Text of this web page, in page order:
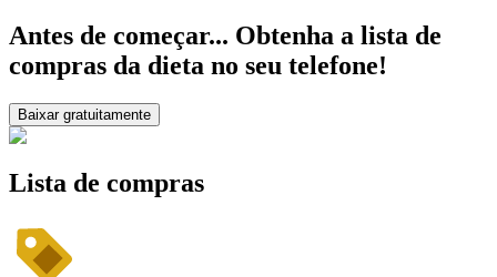
Antes de começar... Obtenha a lista de
compras da dieta no seu telefone!
Baixar gratuitamente
Lista de compras